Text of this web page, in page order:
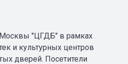
"ЦГДБ" в рамках
и культурных центров
дверей. Посетители